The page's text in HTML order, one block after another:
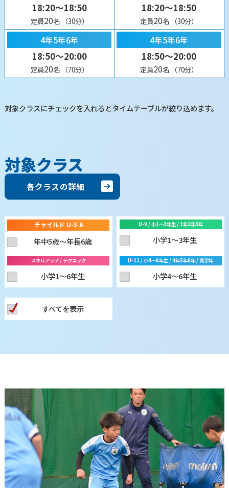
18:20～18:50
定員20名 （30分）
18:20～18:50
定員20名 （30分）
4年5年6年
18:50～20:00
定員20名 （70分）
4年5年6年
18:50～20:00
定員20名 （70分）
対象クラスにチェックを入れるとタイムテーブルが絞り込めます。
対象クラス
各クラスの詳細
チャイルド U-5.6
年中5歳〜年長6歳
U-9 / 小1〜3年生 / 1年2年3年
小学1〜3年生
スキルアップ / テクニック
小学1〜6年生
U-12 / 小4〜6年生 / 4年5年6年 / 高学年
小学4〜6年生
すべてを表示